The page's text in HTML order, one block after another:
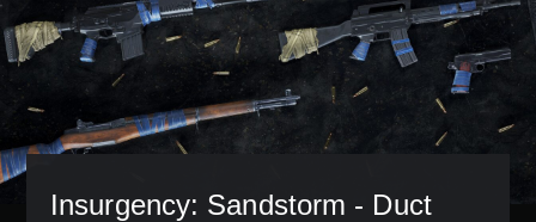
Insurgency: Sandstorm - Duct